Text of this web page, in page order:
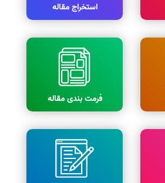
استخراج مقاله
فرمت بندی مقاله